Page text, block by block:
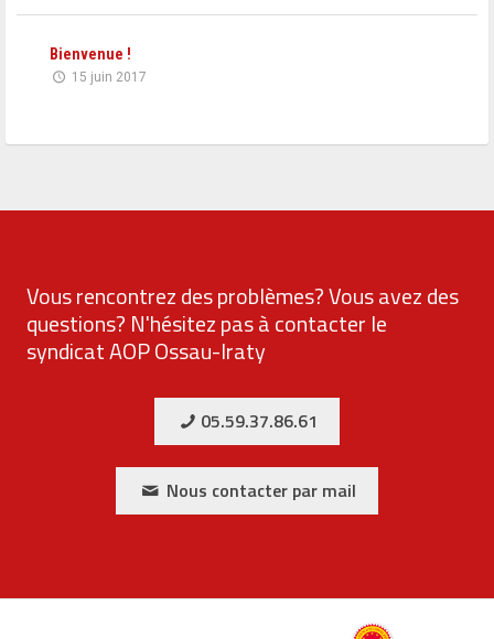
Bienvenue !
15 juin 2017
Vous rencontrez des problèmes? Vous avez des
questions? N'hésitez pas à contacter le
syndicat AOP Ossau-Iraty
05.59.37.86.61
Nous contacter par mail